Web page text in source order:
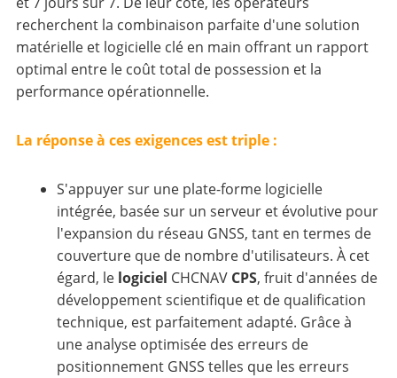
recherchent la combinaison parfaite d'une solution
matérielle et logicielle clé en main offrant un rapport
optimal entre le coût total de possession et la
performance opérationnelle.
La réponse à ces exigences est triple :
S'appuyer sur une plate-forme logicielle
intégrée, basée sur un serveur et évolutive pour
l'expansion du réseau GNSS, tant en termes de
couverture que de nombre d'utilisateurs. À cet
égard, le logiciel CHCNAV CPS, fruit d'années de
développement scientifique et de qualification
technique, est parfaitement adapté. Grâce à
une analyse optimisée des erreurs de
positionnement GNSS telles que les erreurs